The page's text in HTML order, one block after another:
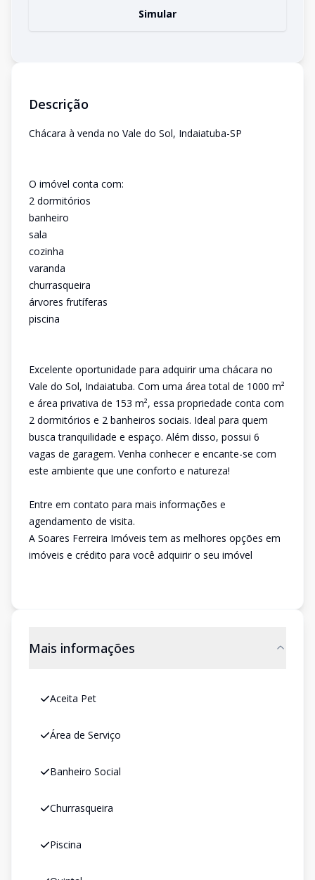
Simular
Descrição
Chácara à venda no Vale do Sol, Indaiatuba-SP
O imóvel conta com:
2 dormitórios
banheiro
sala
cozinha
varanda
churrasqueira
árvores frutíferas
piscina
Excelente oportunidade para adquirir uma chácara no
Vale do Sol, Indaiatuba. Com uma área total de 1000 m²
e área privativa de 153 m², essa propriedade conta com
2 dormitórios e 2 banheiros sociais. Ideal para quem
busca tranquilidade e espaço. Além disso, possui 6
vagas de garagem. Venha conhecer e encante-se com
este ambiente que une conforto e natureza!
Entre em contato para mais informações e
agendamento de visita.
A Soares Ferreira Imóveis tem as melhores opções em
imóveis e crédito para você adquirir o seu imóvel
Mais informações
Aceita Pet
Área de Serviço
Banheiro Social
Churrasqueira
Piscina